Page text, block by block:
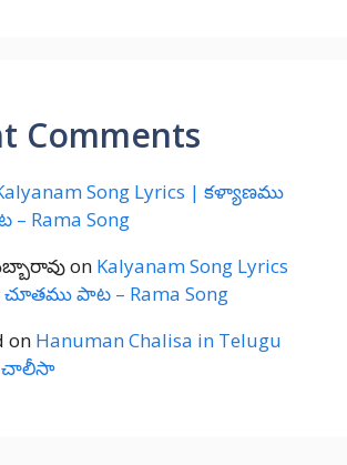
Comments
Song Lyrics | కళ్యాణము
Rama Song
on Kalyanam Song Lyrics
పాట – Rama Song
on Hanuman Chalisa in Telugu
చాలీసా